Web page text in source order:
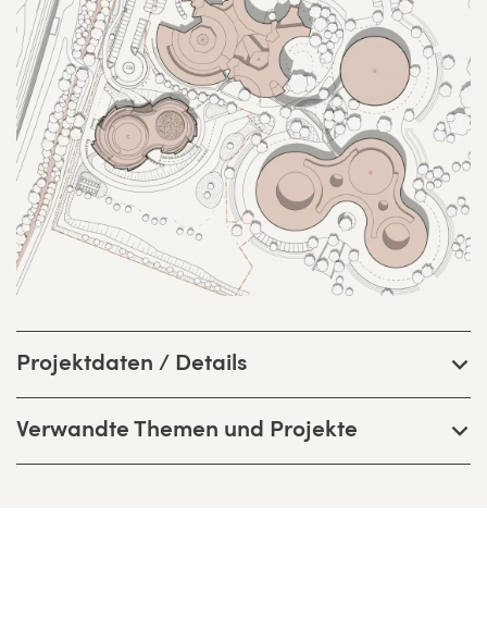
Projektdaten / Details
Verwandte Themen und Projekte